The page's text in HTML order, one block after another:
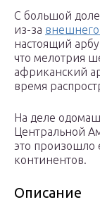
С большой
из-за
настоящий
что мелотрия
африканский
время
На деле
Центральной
это произошло
континентов.
Описание